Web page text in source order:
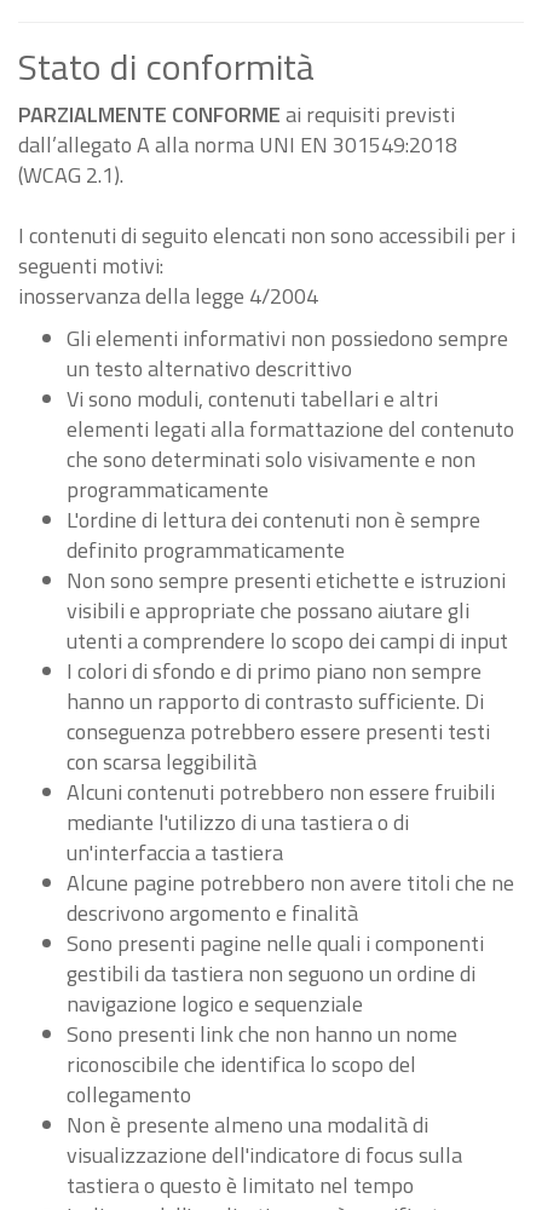
Stato di conformità
PARZIALMENTE CONFORMEai requisiti previsti
dall’allegato A alla norma UNI EN 301549:2018
(WCAG 2.1).
I contenuti di seguito elencati non sono accessibili per i
seguenti motivi:
inosservanza della legge 4/2004
Gli elementi informativi non possiedono sempre
un testo alternativo descrittivo
Vi sono moduli, contenuti tabellari e altri
elementi legati alla formattazione del contenuto
che sono determinati solo visivamente e non
programmaticamente
L'ordine di lettura dei contenuti non è sempre
definito programmaticamente
Non sono sempre presenti etichette e istruzioni
visibili e appropriate che possano aiutare gli
utenti a comprendere lo scopo dei campi di input
I colori di sfondo e di primo piano non sempre
hanno un rapporto di contrasto sufficiente. Di
conseguenza potrebbero essere presenti testi
con scarsa leggibilità
Alcuni contenuti potrebbero non essere fruibili
mediante l'utilizzo di una tastiera o di
un'interfaccia a tastiera
Alcune pagine potrebbero non avere titoli che ne
descrivono argomento e finalità
Sono presenti pagine nelle quali i componenti
gestibili da tastiera non seguono un ordine di
navigazione logico e sequenziale
Sono presenti link che non hanno un nome
riconoscibile che identifica lo scopo del
collegamento
Non è presente almeno una modalità di
visualizzazione dell'indicatore di focus sulla
tastiera o questo è limitato nel tempo